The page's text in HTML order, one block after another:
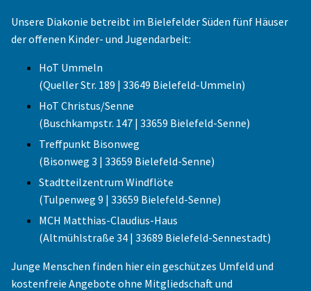
Unsere Diakonie betreibt im Bielefelder Süden fünf Häuser
der offenen Kinder- und Jugendarbeit:
HoT Ummeln
(Queller Str. 189 | 33649 Bielefeld-Ummeln)
HoT Christus/Senne
(Buschkampstr. 147 | 33659 Bielefeld-Senne)
Treffpunkt Bisonweg
(Bisonweg 3 | 33659 Bielefeld-Senne)
Stadtteilzentrum Windflöte
(Tulpenweg 9 | 33659 Bielefeld-Senne)
MCH Matthias-Claudius-Haus
(Altmühlstraße 34 | 33689 Bielefeld-Sennestadt)
Junge Menschen finden hier ein geschützes Umfeld und
kostenfreie Angebote ohne Mitgliedschaft und